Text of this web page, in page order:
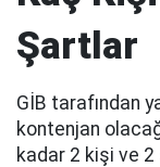
Şartlar
GİB tarafından
kontenjan
kadar 2 kişi ve